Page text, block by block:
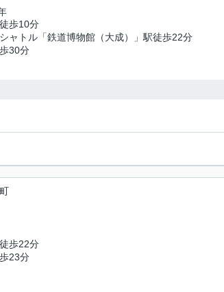
歩10分
ャトル「鉄道博物館（大成）」駅徒歩22分
30分
歩22分
23分